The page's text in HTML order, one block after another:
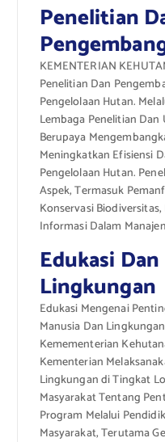
Penelitian
KEMENTERIAN
Penelitian Dan
Pengelolaan Hutan.
Lembaga Penelitian
Berupaya
Meningkatkan Efisiensi
Pengelolaan Hutan.
Aspek, Termasuk
Konservasi
Informasi Dalam
Edukasi
Lingkungan
Edukasi Mengenai
Manusia Dan
Kemementerian
Kementerian
Lingkungan di Tingkat
Masyarakat Tentang
Program Melalui
Masyarakat, Terutama